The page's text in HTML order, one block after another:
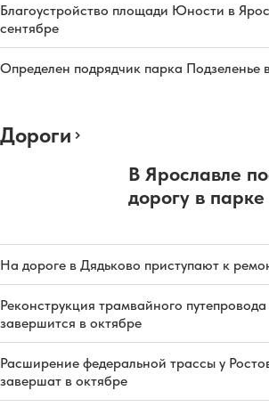
Благоустройство площади Юности в
сентябре
Определен подрядчик парка Подзеленье
Дороги
В Ярославле
дорогу в
На дороге в Дядьково приступают к
Реконструкция трамвайного
завершится в октябре
Расширение федеральной трассы у
завершат в октябре